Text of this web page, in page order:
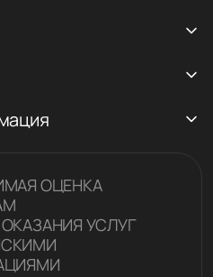
ОЦЕНКА
УСЛУГ